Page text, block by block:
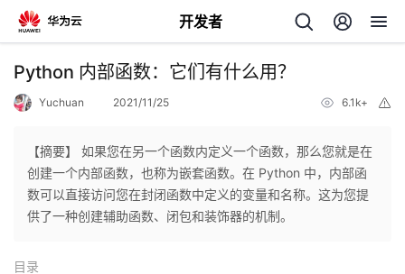
开发者
返
个
人
我
Python 内部函数：它们有什么用？
Yuchuan 2021/11/25 6.1k+
【摘要】 如果您在另一个函数内定义一个函数，那么您就是在
创建一个内部函数，也称为嵌套函数。在 Python 中，内部函
数可以直接访问您在封闭函数中定义的变量和名称。这为您提
供了一种创建辅助函数、闭包和装饰器的机制。
目录